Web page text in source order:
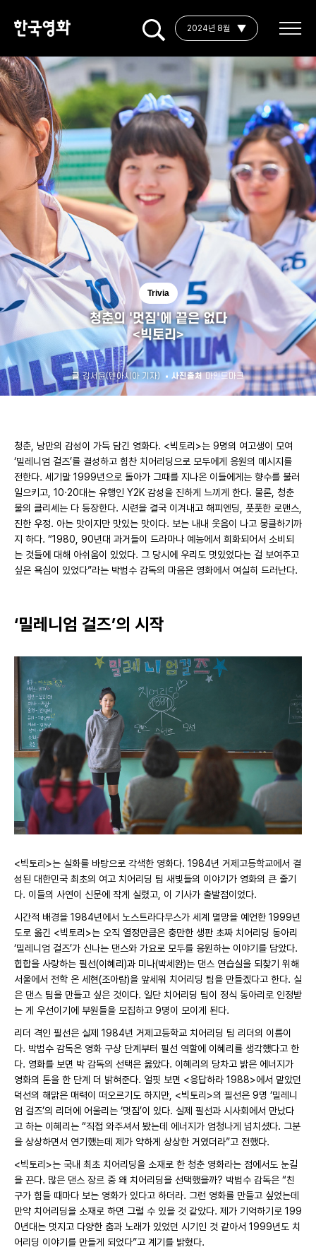
2024년 8월
Trivia
청춘의 '멋짐'에 끝은 없다
<빅토리>
글 김서윤(텐아시아 기자) 사진출처 마인드마크
청춘, 낭만의 감성이 가득 담긴 영화다. <빅토리>는 9명의 여고생이 모여
‘밀레니엄 걸즈’를 결성하고 힘찬 치어리딩으로 모두에게 응원의 메시지를
전한다. 세기말 1999년으로 돌아가 그때를 지나온 이들에게는 향수를 불러
일으키고, 10·20대는 유행인 Y2K 감성을 진하게 느끼게 한다. 물론, 청춘
물의 클리셰는 다 등장한다. 시련을 결국 이겨내고 해피엔딩, 풋풋한 로맨스,
진한 우정. 아는 맛이지만 맛있는 맛이다. 보는 내내 웃음이 나고 뭉클하기까
지 하다. “1980, 90년대 과거들이 드라마나 예능에서 희화되어서 소비되
는 것들에 대해 아쉬움이 있었다. 그 당시에 우리도 멋있었다는 걸 보여주고
싶은 욕심이 있었다”라는 박범수 감독의 마음은 영화에서 여실히 드러난다.
‘밀레니엄 걸즈’의 시작
<빅토리>는 실화를 바탕으로 각색한 영화다. 1984년 거제고등학교에서 결
성된 대한민국 최초의 여고 치어리딩 팀 새빛들의 이야기가 영화의 큰 줄기
다. 이들의 사연이 신문에 작게 실렸고, 이 기사가 출발점이었다.
시간적 배경을 1984년에서 노스트라다무스가 세계 멸망을 예언한 1999년
도로 옮긴 <빅토리>는 오직 열정만큼은 충만한 생판 초짜 치어리딩 동아리
‘밀레니엄 걸즈’가 신나는 댄스와 가요로 모두를 응원하는 이야기를 담았다.
힙합을 사랑하는 필선(이혜리)과 미나(박세완)는 댄스 연습실을 되찾기 위해
서울에서 전학 온 세현(조아람)을 앞세워 치어리딩 팀을 만들겠다고 한다. 실
은 댄스 팀을 만들고 싶은 것이다. 일단 치어리딩 팀이 정식 동아리로 인정받
는 게 우선이기에 부원들을 모집하고 9명이 모이게 된다.
리더 격인 필선은 실제 1984년 거제고등학교 치어리딩 팀 리더의 이름이
다. 박범수 감독은 영화 구상 단계부터 필선 역할에 이혜리를 생각했다고 한
다. 영화를 보면 박 감독의 선택은 옳았다. 이혜리의 당차고 밝은 에너지가
영화의 톤을 한 단계 더 밝혀준다. 얼핏 보면 <응답하라 1988>에서 맡았던
덕선의 해맑은 매력이 떠오르기도 하지만, <빅토리>의 필선은 9명 ‘밀레니
엄 걸즈’의 리더에 어울리는 ‘멋짐’이 있다. 실제 필선과 시사회에서 만났다
고 하는 이혜리는 “직접 와주셔서 봤는데 에너지가 엄청나게 넘치셨다. 그분
을 상상하면서 연기했는데 제가 약하게 상상한 거였더라”고 전했다.
<빅토리>는 국내 최초 치어리딩을 소재로 한 청춘 영화라는 점에서도 눈길
을 끈다. 많은 댄스 장르 중 왜 치어리딩을 선택했을까? 박범수 감독은 “친
구가 힘들 때마다 보는 영화가 있다고 하더라. 그런 영화를 만들고 싶었는데
만약 치어리딩을 소재로 하면 그럴 수 있을 것 같았다. 제가 기억하기로 199
0년대는 멋지고 다양한 춤과 노래가 있었던 시기인 것 같아서 1999년도 치
어리딩 이야기를 만들게 되었다”고 계기를 밝혔다.